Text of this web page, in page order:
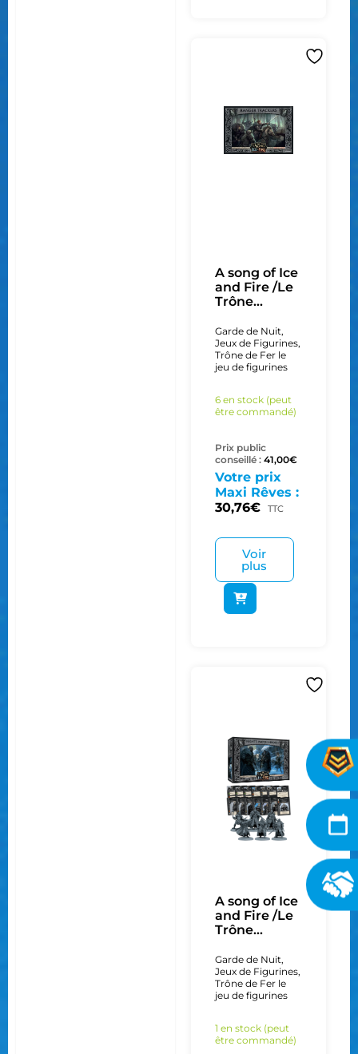
A song of Ice
and Fire /Le
Trône...
Garde de Nuit,
Jeux de Figurines,
Trône de Fer le
jeu de figurines
6 en stock (peut
être commandé)
Prix public
conseillé : 41,00€
Votre prix
Maxi Rêves :
30,76€ TTC
Voir
plus
A song of Ice
and Fire /Le
Trône...
Garde de Nuit,
Jeux de Figurines,
Trône de Fer le
jeu de figurines
1 en stock (peut
être commandé)